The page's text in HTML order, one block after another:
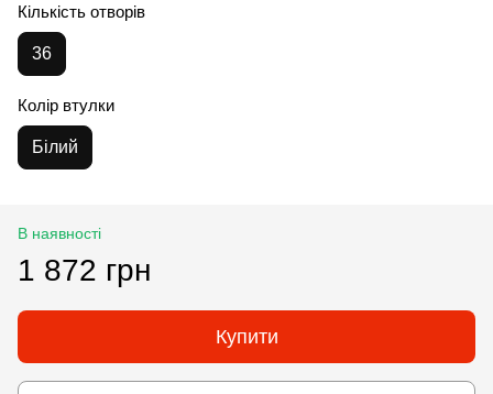
Кількість отворів
36
Колір втулки
Білий
В наявності
1 872 грн
Купити